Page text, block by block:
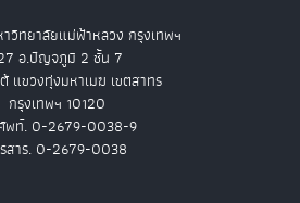
วิทยาลัยแม่ฟ้าหลวง กรุงเทพฯ
อ.ปัญจภูมิ 2 ชั้น 7
แขวงทุ่งมหาเมฆ เขตสาทร
กรุงเทพฯ 10120
พท์. 0-2679-0038-9
สาร. 0-2679-0038